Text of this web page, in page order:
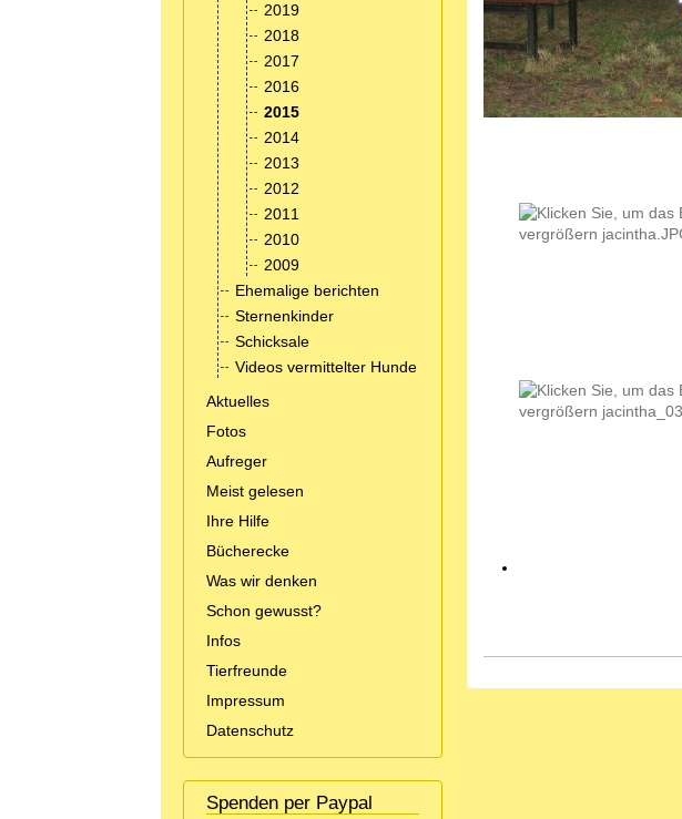
2019
2018
2017
2016
2015
2014
2013
2012
2011
2010
2009
Ehemalige berichten
Sternenkinder
Schicksale
Videos vermittelter Hunde
Aktuelles
Fotos
Aufreger
Meist gelesen
Ihre Hilfe
Bücherecke
Was wir denken
Schon gewusst?
Infos
Tierfreunde
Impressum
Datenschutz
Spenden per Paypal